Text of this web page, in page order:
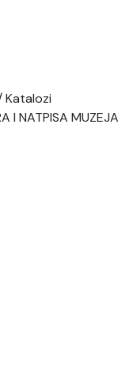
Katalozi
I NATPISA MUZEJA